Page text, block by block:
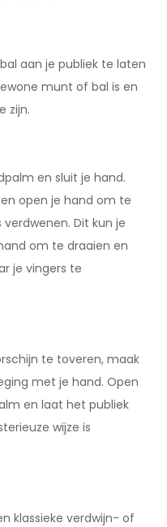
aan je publiek te laten
munt of bal is en
zijn.
en sluit je hand.
open je hand om te
Dit kun je
om te draaien en
je vingers te
te toveren, maak
met je hand. Open
en laat het publiek
wijze is
klassieke verdwijn- of